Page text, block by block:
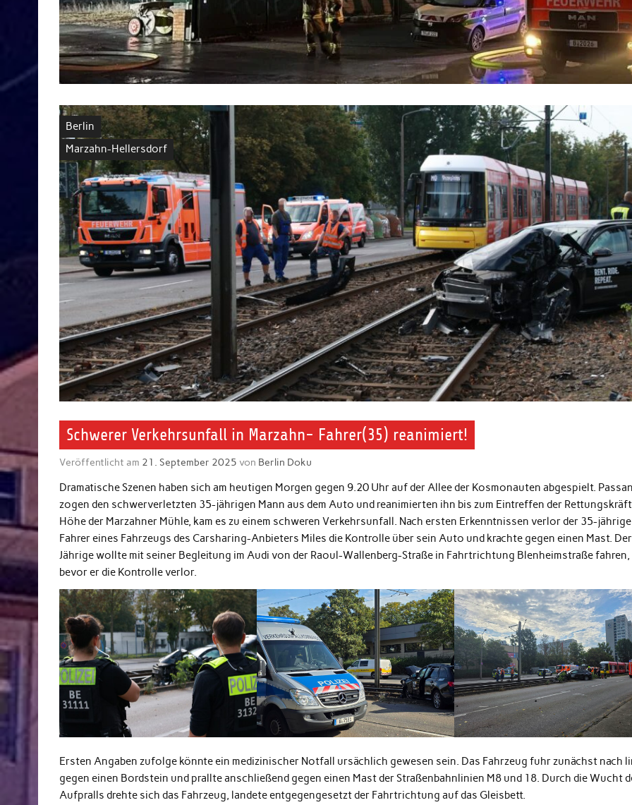
Berlin
Marzahn-Hellersdorf
Schwerer Verkehrsunfall in Marzahn- Fahrer(35) reanimiert!
Veröffentlicht am 21. September 2025 von Berlin Doku
Dramatische Szenen haben sich am heutigen Morgen gegen 9.20 Uhr auf der Allee der Kosmonauten abgespielt.
zogen den schwerverletzten 35-jährigen Mann aus dem Auto und reanimierten ihn bis zum Eintreffen der
Höhe der Marzahner Mühle, kam es zu einem schweren Verkehrsunfall. Nach ersten Erkenntnissen verlor der 35-jährige
Fahrer eines Fahrzeugs des Carsharing-Anbieters Miles die Kontrolle über sein Auto und krachte gegen einen Mast.
Jährige wollte mit seiner Begleitung im Audi von der Raoul-Wallenberg-Straße in Fahrtrichtung Blenheimstraße fahren,
bevor er die Kontrolle verlor.
Ersten Angaben zufolge könnte ein medizinischer Notfall ursächlich gewesen sein. Das Fahrzeug fuhr zunächst nach
gegen einen Bordstein und prallte anschließend gegen einen Mast der Straßenbahnlinien M8 und 18. Durch die Wucht
Aufpralls drehte sich das Fahrzeug, landete entgegengesetzt der Fahrtrichtung auf das Gleisbett.